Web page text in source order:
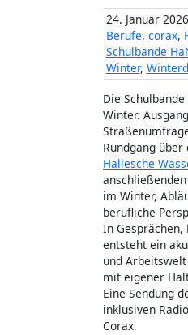
24. Januar
Berufe, corax,
Schulbande
Winter,
Die
Winter.
Rundgang
Hallesche
im Winter,
berufliche
In Gesprächen,
entsteht ein
und
mit eigener
Eine Sendung
inklusiven
Corax.